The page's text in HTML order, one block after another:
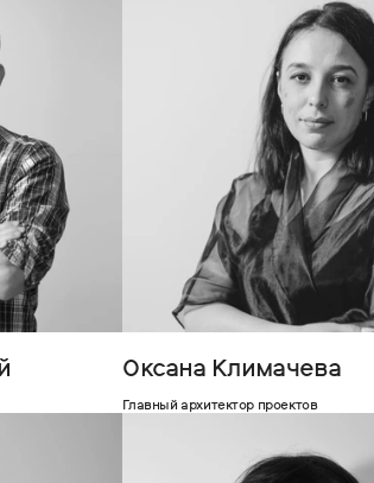
Оксана Климачева
Главный архитектор проектов